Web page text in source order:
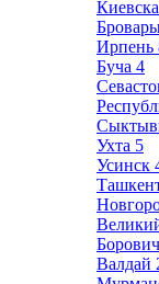
Ирпень
Буча 4
Ухта 5
Усинск
Валдай